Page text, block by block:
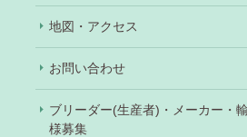
地図・アクセス
お問い合わせ
ブリーダー(生産者)・メーカー・
様募集